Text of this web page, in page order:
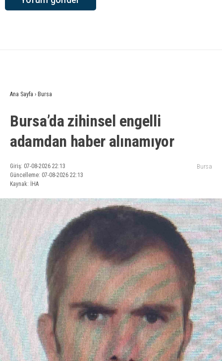
Ana Sayfa › Bursa
Bursa’da zihinsel engelli
adamdan haber alınamıyor
Giriş: 07-08-2026 22:13
Güncelleme: 07-08-2026 22:13
Kaynak: İHA
Bursa